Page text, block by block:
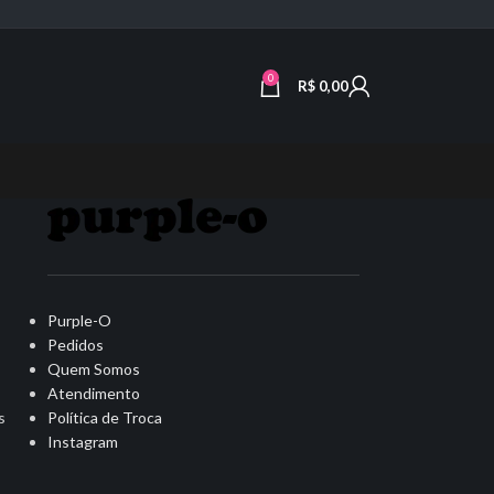
0 R$ 0,00
Purple-O
Pedidos
Quem Somos
Atendimento
Política de Troca
Instagram